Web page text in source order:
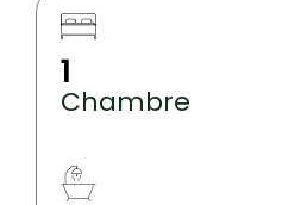
1
Chambre